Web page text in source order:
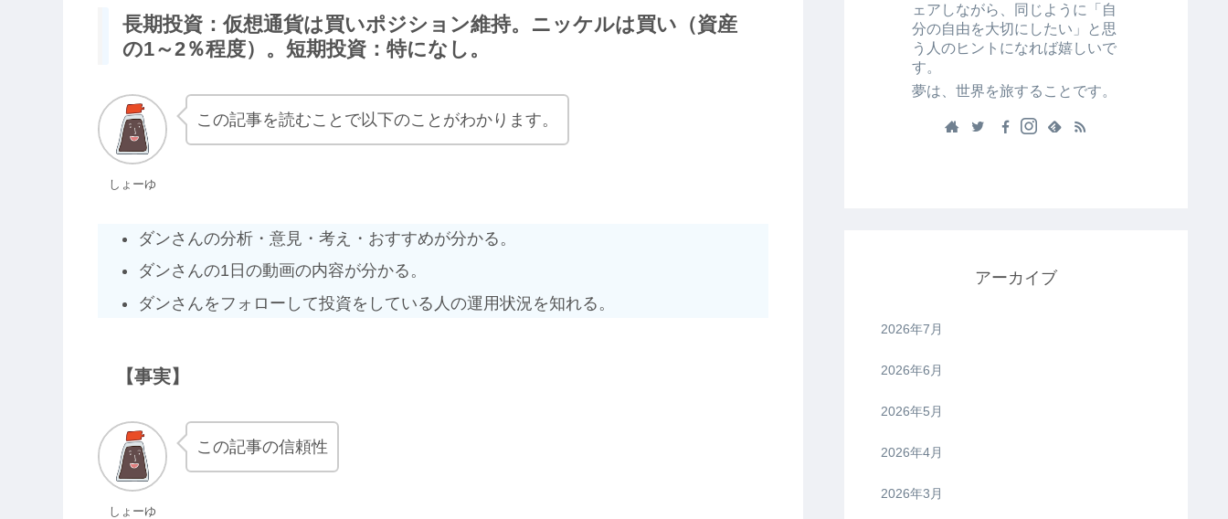
長期投資：仮想通貨は買いポジション維持。ニッケルは買い（資産
の1～2％程度）。短期投資：特になし。
しょーゆ
この記事を読むことで以下のことがわかります。
ダンさんの分析・意見・考え・おすすめが分かる。
ダンさんの1日の動画の内容が分かる。
ダンさんをフォローして投資をしている人の運用状況を知れる。
【事実】
しょーゆ
この記事の信頼性
ェアしながら、同じように「自
分の自由を大切にしたい」と思
う人のヒントになれば嬉しいで
す。
夢は、世界を旅することです。
アーカイブ
2026年7月
2026年6月
2026年5月
2026年4月
2026年3月